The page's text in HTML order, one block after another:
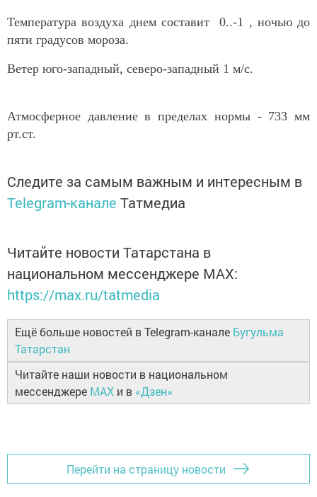
Температура воздуха днем составит 0..-1 , ночью до
пяти градусов мороза.
Ветер юго-западный, северо-западный 1 м/с.
Атмосферное давление в пределах нормы - 733 мм
рт.ст.
Следите за самым важным и интересным в
Telegram-канале Татмедиа
Читайте новости Татарстана в
национальном мессенджере MАХ:
https://max.ru/tatmedia
Ещё больше новостей в Telegram-канале Бугульма
Татарстан
Читайте наши новости в национальном
мессенджере MAX и в «Дзен»
Перейти на страницу новости